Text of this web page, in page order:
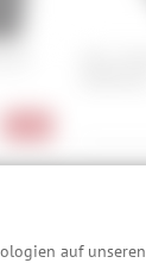
auf unseren